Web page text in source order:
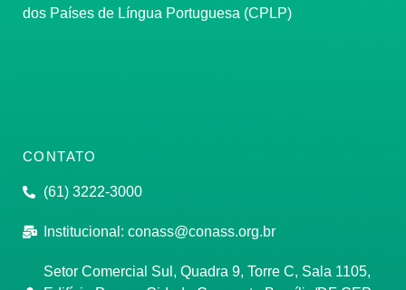
dos Países de Língua Portuguesa (CPLP)
CONTATO
(61) 3222-3000
Institucional: conass@conass.org.br
Setor Comercial Sul, Quadra 9, Torre C, Sala 1105,